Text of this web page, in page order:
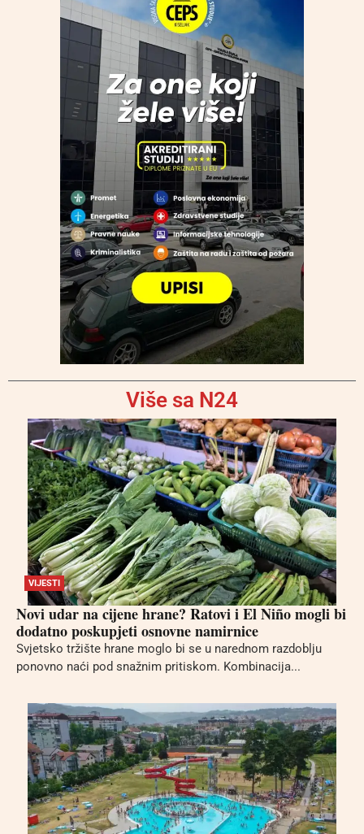
Više sa N24
VIJESTI
Novi udar na cijene hrane? Ratovi i El Niño mogli bi
dodatno poskupjeti osnovne namirnice
Svjetsko tržište hrane moglo bi se u narednom razdoblju
ponovno naći pod snažnim pritiskom. Kombinacija...